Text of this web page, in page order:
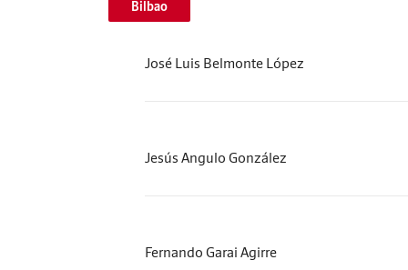
Bilbao
José Luis Belmonte López
Jesús Angulo González
Fernando Garai Agirre